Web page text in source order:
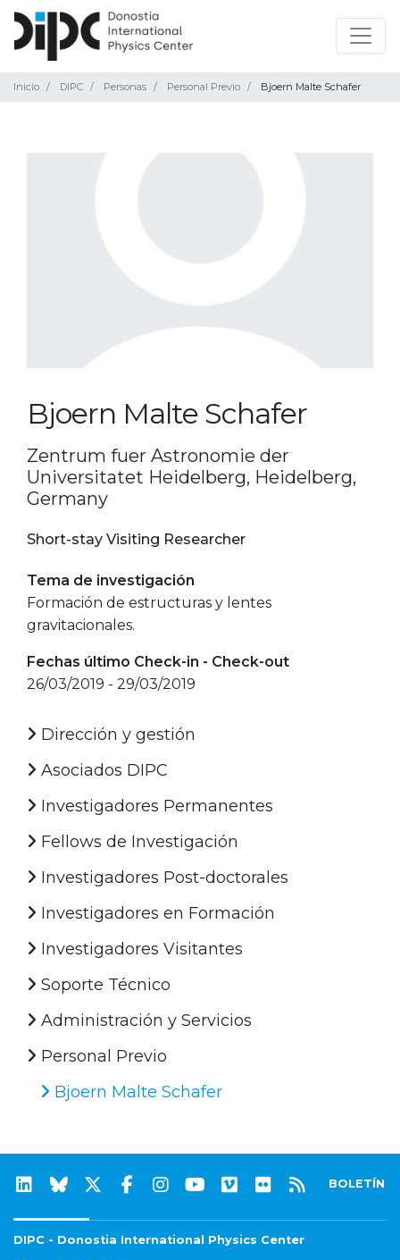
Inicio DIPC Personas Personal Previo Bjoern Malte Schafer
Bjoern Malte Schafer
Zentrum fuer Astronomie der
Universitatet Heidelberg, Heidelberg,
Germany
Short-stay Visiting Researcher
Tema de investigación
Formación de estructuras y lentes
gravitacionales.
Fechas último Check-in - Check-out
26/03/2019 - 29/03/2019
Dirección y gestión
Asociados DIPC
Investigadores Permanentes
Fellows de Investigación
Investigadores Post-doctorales
Investigadores en Formación
Investigadores Visitantes
Soporte Técnico
Administración y Servicios
Personal Previo
Bjoern Malte Schafer
BOLETÍN
DIPC - Donostia International Physics Center